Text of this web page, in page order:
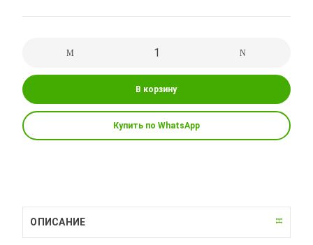
В корзину
Купить по WhatsApp
ОПИСАНИЕ